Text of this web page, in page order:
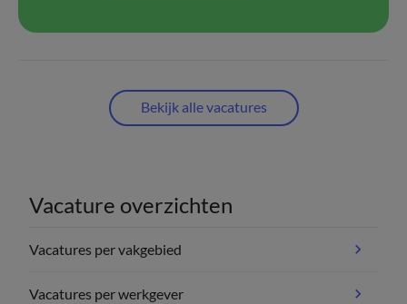
Bekijk alle vacatures
Vacature overzichten
Vacatures per vakgebied
Vacatures per werkgever